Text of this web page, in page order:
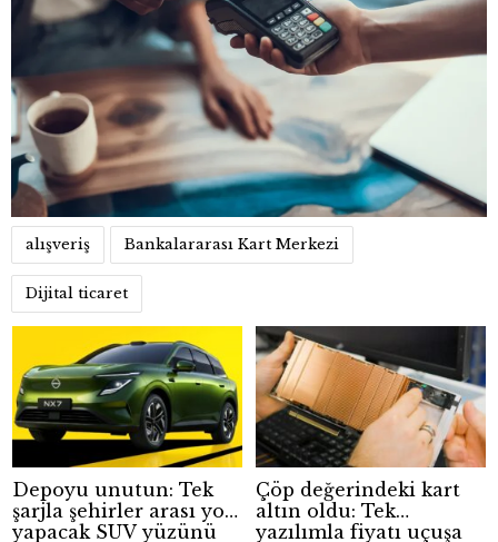
alışveriş Bankalararası Kart Merkezi
Dijital ticaret
Depoyu unutun: Tek
şarjla şehirler arası yol
yapacak SUV yüzünü
Çöp değerindeki kart
altın oldu: Tek
yazılımla fiyatı uçuşa